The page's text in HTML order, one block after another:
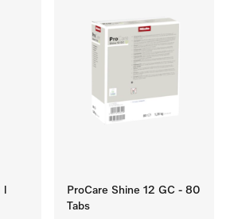
ProCare Shine 12 GC - 80
Tabs